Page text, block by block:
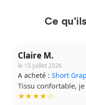
Ce
Claire M.
le 15 juillet 2026
A acheté : Short
Tissu confortable,
★★★★☆